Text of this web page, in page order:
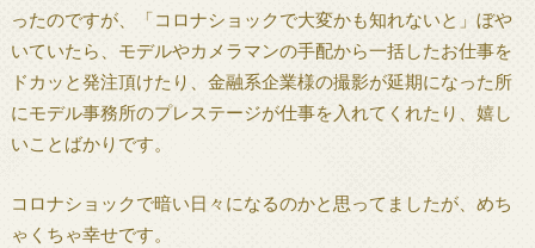
ったのですが、「コロナショックで大変かも知れないと」ぼや
いていたら、モデルやカメラマンの手配から一括したお仕事を
ドカッと発注頂けたり、金融系企業様の撮影が延期になった所
にモデル事務所のプレステージが仕事を入れてくれたり、嬉し
いことばかりです。
コロナショックで暗い日々になるのかと思ってましたが、めち
ゃくちゃ幸せです。